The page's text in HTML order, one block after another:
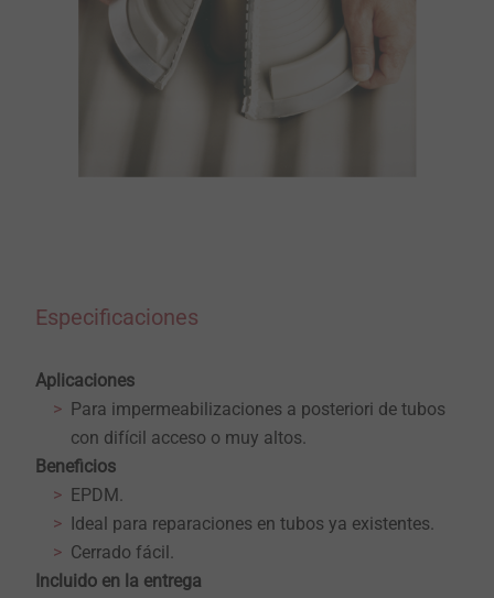
Especificaciones
Aplicaciones
Para impermeabilizaciones a posteriori de tubos
con difícil acceso o muy altos.
Beneficios
EPDM.
Ideal para reparaciones en tubos ya existentes.
Cerrado fácil.
Incluido en la entrega